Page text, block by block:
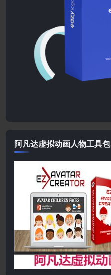
阿凡达虚拟动画人物工具包